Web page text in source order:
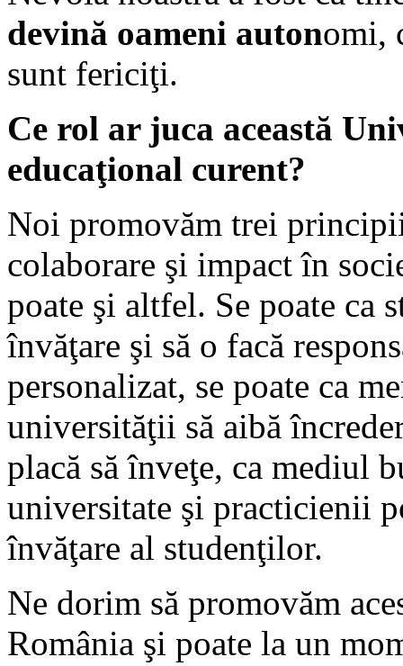
devină oameni autonomi,
sunt fericiţi.
Ce rol ar juca această
educaţional curent?
Noi promovăm trei
colaborare şi impact în
poate şi altfel. Se poate ca
învăţare şi să o facă
personalizat, se poate ca
universităţii să aibă
placă să înveţe, ca mediul
universitate şi practicienii
învăţare al studenţilor.
Ne dorim să promovăm
România şi poate la un